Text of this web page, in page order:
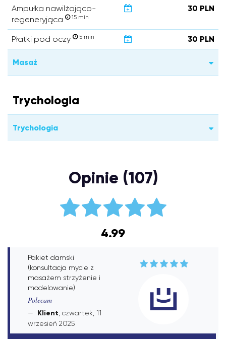
Ampułka nawilżająco-
regeneryjąca
15 min
30 PLN
Płatki pod oczy 5 min 30 PLN
Masaż
Trychologia
Trychologia
Opinie (107)
4.99
Pakiet damski
(konsultacja mycie z
masażem strzyżenie i
modelowanie)
Polecam
Klient , czwartek, 11
wrzesień 2025